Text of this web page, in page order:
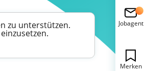
zu unterstützen. Jobagent
Merken